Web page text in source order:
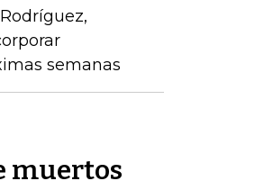
semanas
muertos